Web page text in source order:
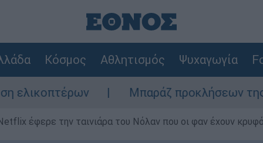
Κόσμος Αθλητισμός Ψυχαγωγία
Μπαράζ προκλήσεων της Άγκυρας στο
έφερε την ταινιάρα του Νόλαν που οι φαν έχουν